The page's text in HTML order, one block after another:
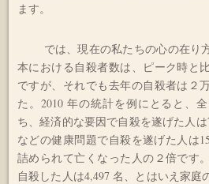
ます。
では、現在の私たちの心の在り
本における自殺者数は、ピーク時と
ですが、それでも去年の自殺者は２
た。2010 年の統計を例にとると、
ち、経済的な要因で自殺を遂げた人
などの健康問題で自殺を遂げた人は
詰められて亡くなった人の２倍です
自殺した人は4,497 名、とはいえ家